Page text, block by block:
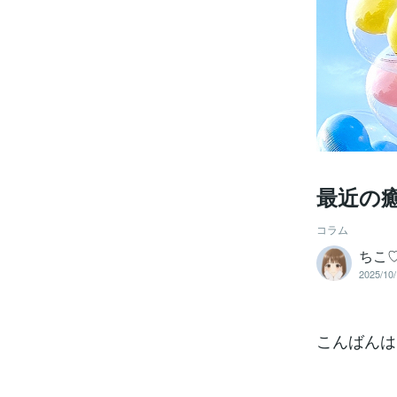
最近の
コラム
ちこ
2025/
こんばん